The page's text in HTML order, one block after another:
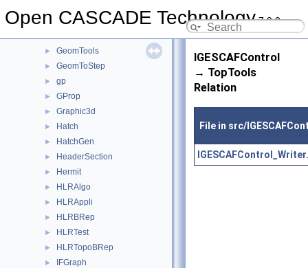
Open CASCADE Technology7.9.0
GeomProjLib
► GeomTools
► GeomToStep
► gp
► GProp
► Graphic3d
► Hatch
► HatchGen
► HeaderSection
► Hermit
► HLRAlgo
► HLRAppli
► HLRBRep
► HLRTest
► HLRTopoBRep
► IFGraph
IGESCAFControl
→ TopTools
Relation
File in src/